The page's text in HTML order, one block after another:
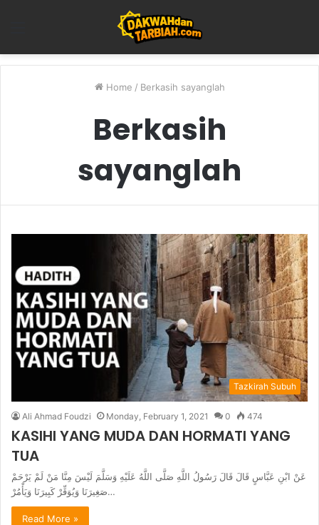
Home / Berkasih sayanglah
Berkasih
sayanglah
Tazkirah Subuh
Ali Ahmad Foudzi Monday, February 1, 2021 0 474
KASIHI YANG MUDA DAN HORMATI YANG
TUA
عَنْ ابْنِ عَبَّاسٍ قَالَ قَالَ رَسُولُ اللَّهِ صَلَّى اللَّهُ عَلَيْهِ وَسَلَّمَ لَيْسَ مِنَّا مَنْ لَمْ يَرْحَمْ
صَغِيرَنَا وَيُوَقِّرْ كَبِيرَنَا وَيَأْمُرْ…
Read More »